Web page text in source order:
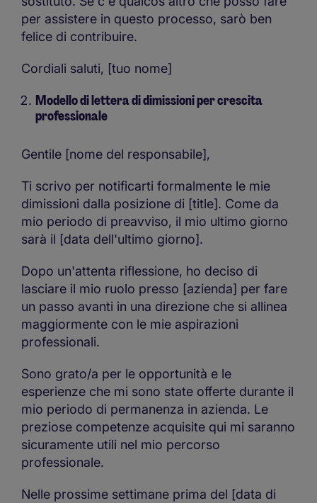
per assistere in questo processo, sarò ben
felice di contribuire.
Cordiali saluti, [tuo nome]
Modello di lettera di dimissioni per crescita
professionale
Gentile [nome del responsabile],
Ti scrivo per notificarti formalmente le mie
dimissioni dalla posizione di [title]. Come da
mio periodo di preavviso, il mio ultimo giorno
sarà il [data dell'ultimo giorno].
Dopo un'attenta riflessione, ho deciso di
lasciare il mio ruolo presso [azienda] per fare
un passo avanti in una direzione che si allinea
maggiormente con le mie aspirazioni
professionali.
Sono grato/a per le opportunità e le
esperienze che mi sono state offerte durante il
mio periodo di permanenza in azienda. Le
preziose competenze acquisite qui mi saranno
sicuramente utili nel mio percorso
professionale.
Nelle prossime settimane prima del [data di